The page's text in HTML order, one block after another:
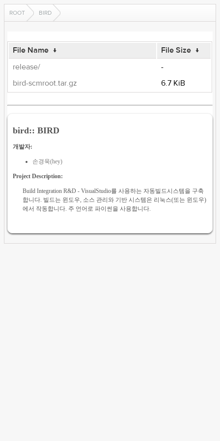
ROOT BIRD
File Name ↓ File Size ↓
release/
-
bird-scmroot.tar.gz
6.7 KiB
bird:: BIRD
개발자:
손경욱(hey)
Project Description:
Build Integration R&D - VisualStudio를 사용하는 자동빌드시스템을 구축
합니다. 빌드는 윈도우, 소스 관리와 기반 시스템은 리눅스(또는 윈도우)
에서 작동합니다. 주 언어로 파이썬을 사용합니다.